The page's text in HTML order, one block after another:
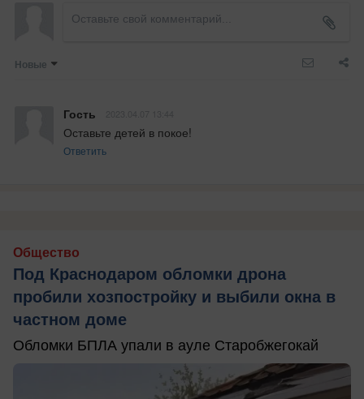
Новые
Гость
Оставьте детей в покое!
Ответить
Общество
Под Краснодаром обломки дрона
пробили хозпостройку и выбили окна в
частном доме
Обломки БПЛА упали в ауле Старобжегокай